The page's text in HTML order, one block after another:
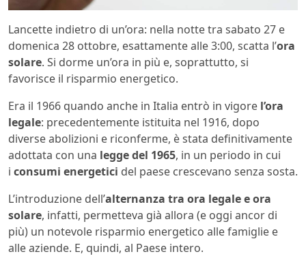
Lancette indietro di un’ora: nella notte tra sabato 27 e
domenica 28 ottobre, esattamente alle 3:00, scatta l’ora
solare. Si dorme un’ora in più e, soprattutto, si
favorisce il risparmio energetico.
Era il 1966 quando anche in Italia entrò in vigore l’ora
legale: precedentemente istituita nel 1916, dopo
diverse abolizioni e riconferme, è stata definitivamente
adottata con una legge del 1965, in un periodo in cui
i consumi energetici del paese crescevano senza sosta.
L’introduzione dell’alternanza tra ora legale e ora
solare, infatti, permetteva già allora (e oggi ancor di
più) un notevole risparmio energetico alle famiglie e
alle aziende. E, quindi, al Paese intero.